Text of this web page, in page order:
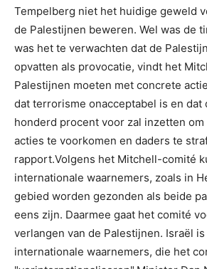
Tempelberg niet het huidige geweld
de Palestijnen beweren. Wel was de
was het te verwachten dat de
opvatten als provocatie, vindt het
Palestijnen moeten met concrete
dat terrorisme onacceptabel is en dat
honderd procent voor zal inzetten
acties te voorkomen en daders te
rapport.Volgens het Mitchell-comité
internationale waarnemers, zoals in
gebied worden gezonden als beide
eens zijn. Daarmee gaat het comité
verlangen van de Palestijnen. Israël
internationale waarnemers, die het